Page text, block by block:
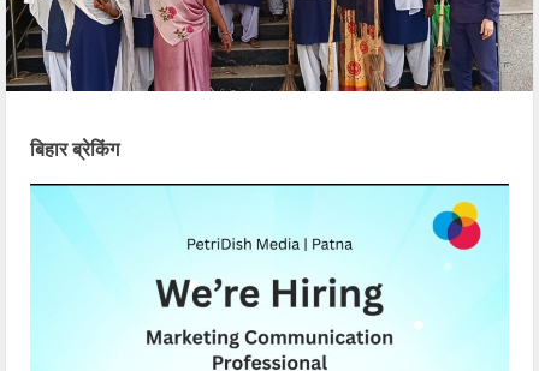
बिहार ब्रेकिंग